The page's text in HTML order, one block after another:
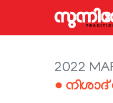
2022
● നിശാദ്